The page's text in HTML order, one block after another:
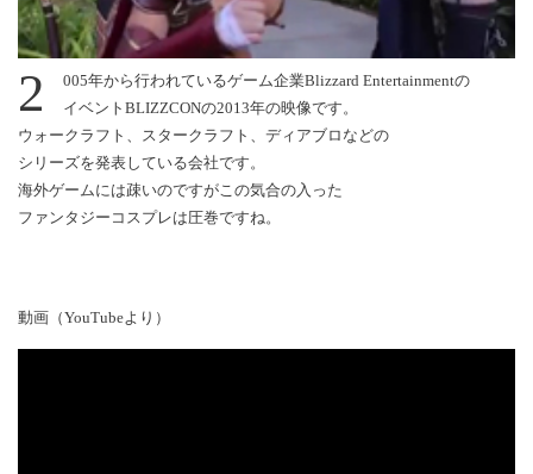
2
005年から行われているゲーム企業Blizzard Entertainmentの
イベントBLIZZCONの2013年の映像です。
ウォークラフト、スタークラフト、ディアブロなどの
シリーズを発表している会社です。
海外ゲームには疎いのですがこの気合の入った
ファンタジーコスプレは圧巻ですね。
動画（YouTubeより）